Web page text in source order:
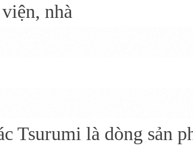
nhà
Tsurumi là dòng sản